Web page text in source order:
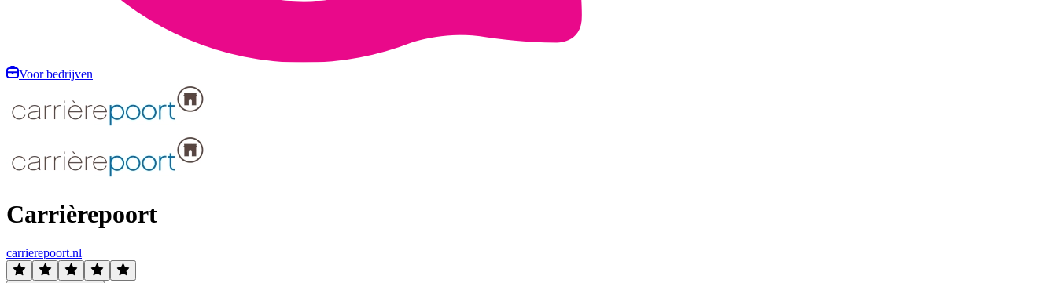
Voor bedrijven
Carrièrepoort
carrierepoort.nl